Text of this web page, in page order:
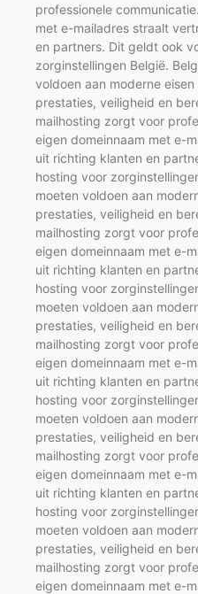
professionele
met e-mailadres straalt
en partners. Dit geldt ook
zorginstellingen België.
voldoen aan moderne
prestaties, veiligheid en
mailhosting zorgt voor
eigen domeinnaam met e-
uit richting klanten en
hosting voor
moeten voldoen aan
prestaties, veiligheid en
mailhosting zorgt voor
eigen domeinnaam met e-
uit richting klanten en
hosting voor
moeten voldoen aan
prestaties, veiligheid en
mailhosting zorgt voor
eigen domeinnaam met e-
uit richting klanten en
hosting voor
moeten voldoen aan
prestaties, veiligheid en
mailhosting zorgt voor
eigen domeinnaam met e-
uit richting klanten en
hosting voor
moeten voldoen aan
prestaties, veiligheid en
mailhosting zorgt voor
eigen domeinnaam met e-